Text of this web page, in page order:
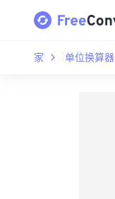
家 单位换算器